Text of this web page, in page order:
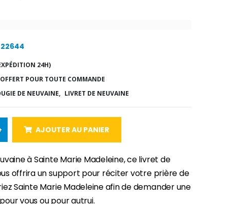
22644
24H)
POUR TOUTE COMMANDE
DE NEUVAINE, LIVRET DE NEUVAINE
AJOUTER AU PANIER
à Sainte Marie Madeleine, ce livret de
offrira un support pour réciter votre prière de
Sainte Marie Madeleine afin de demander une
vous ou pour autrui.